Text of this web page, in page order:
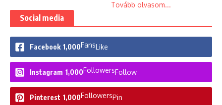
Tovább olvasom...
Social media
Facebook 1,000FansLike
Instagram 1,000FollowersFollow
Pinterest 1,000FollowersPin